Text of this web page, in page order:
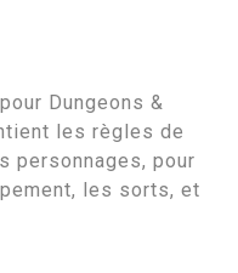
Dungeons &
les règles de
personnages, pour
les sorts, et